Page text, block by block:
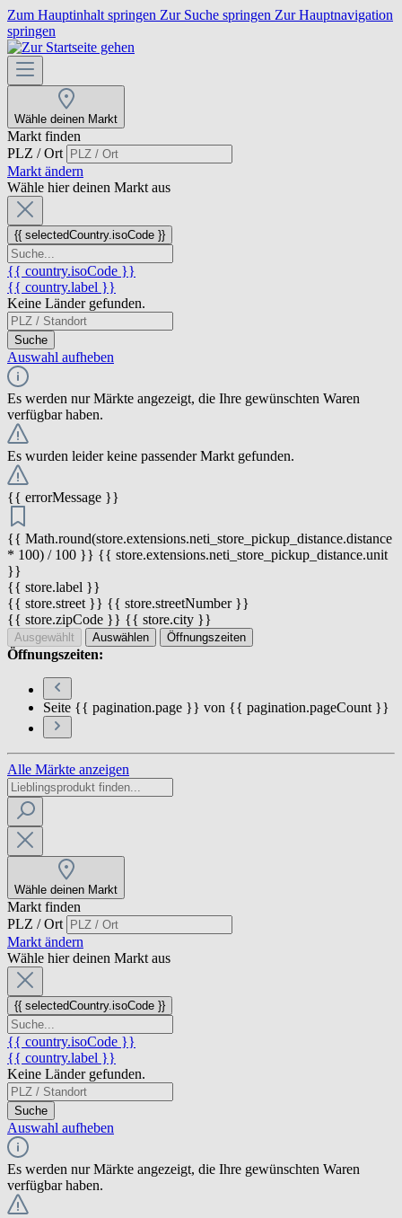
Zum Hauptinhalt springen Zur Suche springen Zur Hauptnavigation
springen
Wähle deinen Markt
Markt finden
PLZ / Ort
Markt ändern
Wähle hier deinen Markt aus
{{ selectedCountry.isoCode }}
{{ country.isoCode }}
{{ country.label }}
Keine Länder gefunden.
Suche
Auswahl aufheben
Es werden nur Märkte angezeigt, die Ihre gewünschten Waren
verfügbar haben.
Es wurden leider keine passender Markt gefunden.
{{ errorMessage }}
{{ Math.round(store.extensions.neti_store_pickup_distance.distance
* 100) / 100 }} {{ store.extensions.neti_store_pickup_distance.unit
}}
{{ store.label }}
{{ store.street }} {{ store.streetNumber }}
{{ store.zipCode }} {{ store.city }}
Ausgewählt Auswählen Öffnungszeiten
Öffnungszeiten:
Seite {{ pagination.page }} von {{ pagination.pageCount }}
Alle Märkte anzeigen
Wähle deinen Markt
Markt finden
PLZ / Ort
Markt ändern
Wähle hier deinen Markt aus
{{ selectedCountry.isoCode }}
{{ country.isoCode }}
{{ country.label }}
Keine Länder gefunden.
Suche
Auswahl aufheben
Es werden nur Märkte angezeigt, die Ihre gewünschten Waren
verfügbar haben.